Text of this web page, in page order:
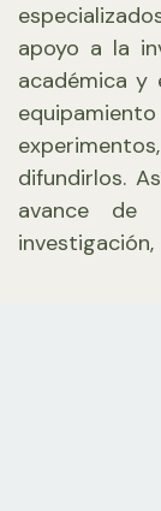
apoyo a la
académica y
difundirlos.
avance de